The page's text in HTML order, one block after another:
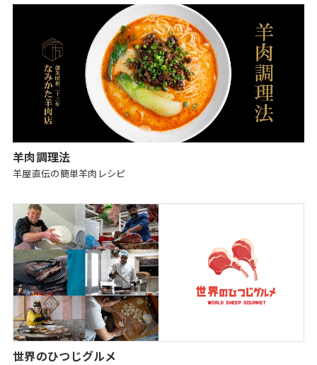
羊肉調理法
羊屋直伝の簡単羊肉レシピ
世界のひつじグルメ